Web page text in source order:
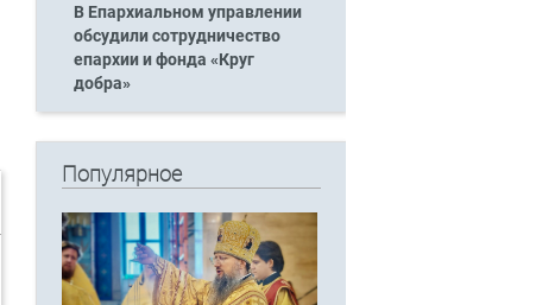
В Епархиальном управлении
обсудили сотрудничество
епархии и фонда «Круг
добра»
Популярное